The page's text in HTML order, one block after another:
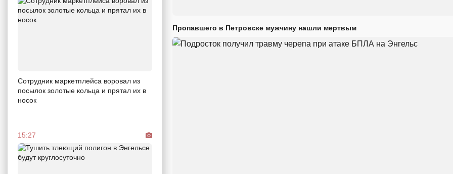
Сотрудник маркетплейса воровал из
посылок золотые кольца и прятал их в
носок
15:27
Пропавшего в Петровске мужчину нашли мертвым